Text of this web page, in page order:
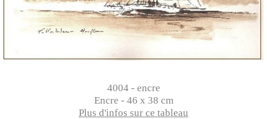
4004 - encre
Encre - 46 x 38 cm
Plus d'infos sur ce tableau